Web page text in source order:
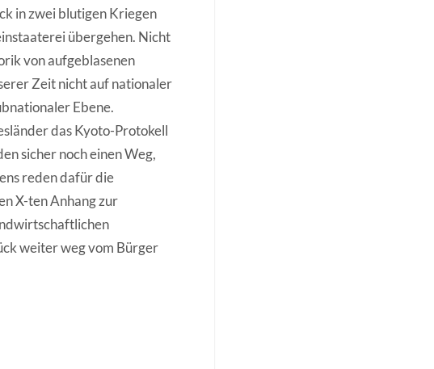
in zwei blutigen Kriegen
übergehen. Nicht
von aufgeblasenen
Zeit nicht auf nationaler
Ebene.
das Kyoto-Protokell
sicher noch einen Weg,
reden dafür die
X-ten Anhang zur
weiter weg vom Bürger